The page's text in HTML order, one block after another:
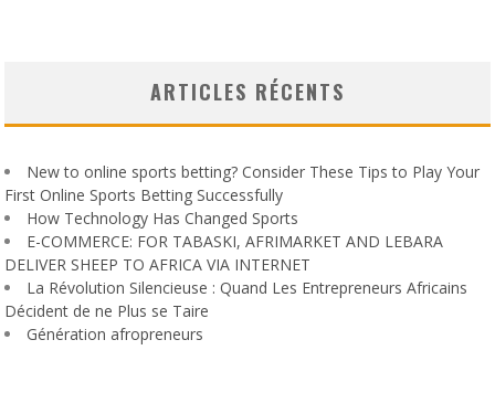
ARTICLES RÉCENTS
New to online sports betting? Consider These Tips to Play Your
First Online Sports Betting Successfully
How Technology Has Changed Sports
E-COMMERCE: FOR TABASKI, AFRIMARKET AND LEBARA
DELIVER SHEEP TO AFRICA VIA INTERNET
La Révolution Silencieuse : Quand Les Entrepreneurs Africains
Décident de ne Plus se Taire
Génération afropreneurs